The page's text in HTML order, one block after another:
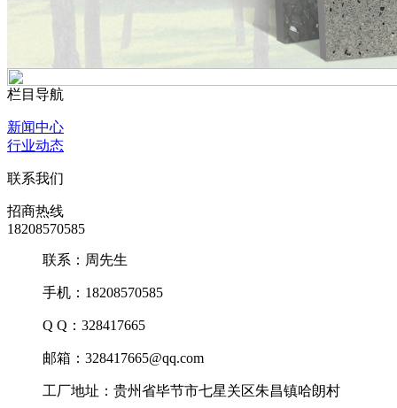
栏目导航
新闻中心
行业动态
联系我们
招商热线
18208570585
联系：周先生
手机：18208570585
Q Q：328417665
邮箱：328417665@qq.com
工厂地址：贵州省毕节市七星关区朱昌镇哈朗村